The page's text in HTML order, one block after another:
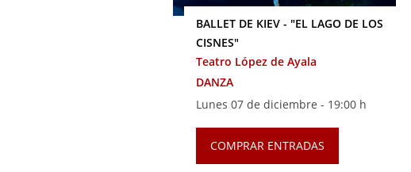
BALLET DE KIEV - "EL LAGO DE LOS
CISNES"
Teatro López de Ayala
DANZA
Lunes 07 de diciembre - 19:00 h
COMPRAR ENTRADAS